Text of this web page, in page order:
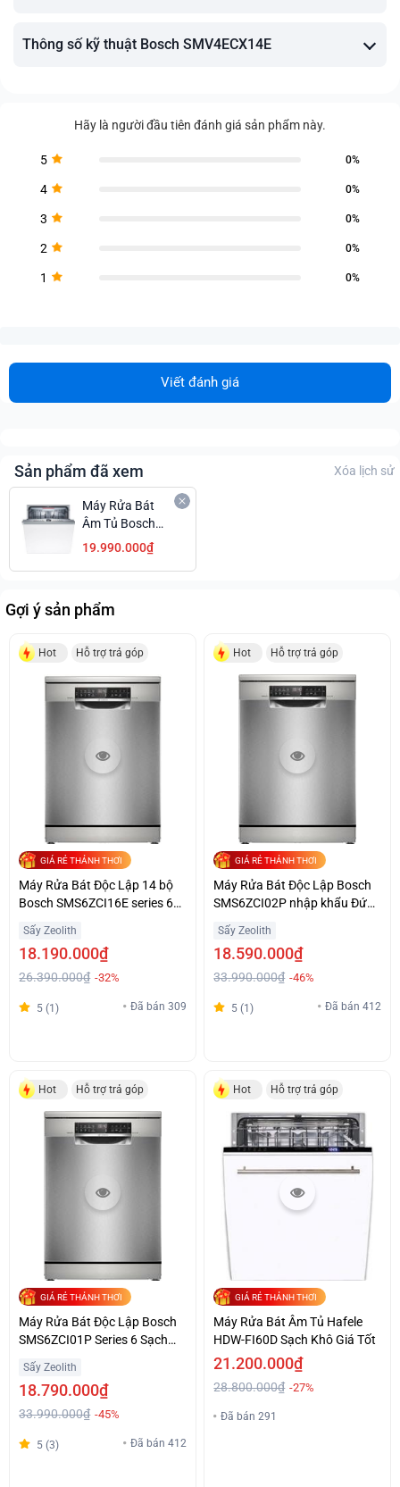
Thông số kỹ thuật Bosch SMV4ECX14E
Hãy là người đầu tiên đánh giá sản phẩm này.
5 0%
4 0%
3 0%
2 0%
1 0%
Viết đánh giá
Sản phẩm đã xem Xóa lịch sử
Máy Rửa Bát
Âm Tủ Bosch
SMV4ECX14E
Series 4 Tiết
19.990.000₫
Gợi ý sản phẩm
Hot Hỗ trợ trả góp
GIÁ RẺ THẢNH THƠI
Máy Rửa Bát Độc Lập 14 bộ
Bosch SMS6ZCI16E series 6
Sạch Khô Hoàn Hảo
Sấy Zeolith
18.190.000₫
26.390.000₫ -32%
5 (1) Đã bán 309
Hot Hỗ trợ trả góp
GIÁ RẺ THẢNH THƠI
Máy Rửa Bát Độc Lập Bosch
SMS6ZCI02P nhập khẩu Đức,
Series 6, sấy Zeolith
Sấy Zeolith
18.590.000₫
33.990.000₫ -46%
5 (1) Đã bán 412
Hot Hỗ trợ trả góp
GIÁ RẺ THẢNH THƠI
Máy Rửa Bát Độc Lập Bosch
SMS6ZCI01P Series 6 Sạch
Sấy Zeolith
18.790.000₫
33.990.000₫ -45%
5 (3) Đã bán 412
Hot Hỗ trợ trả góp
GIÁ RẺ THẢNH THƠI
Máy Rửa Bát Âm Tủ Hafele
HDW-FI60D Sạch Khô Giá Tốt
21.200.000₫
28.800.000₫ -27%
Đã bán 291